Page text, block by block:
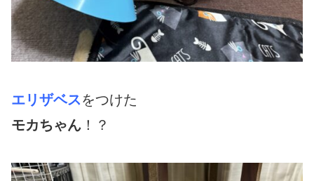
エリザベスをつけた
モカちゃん ！？